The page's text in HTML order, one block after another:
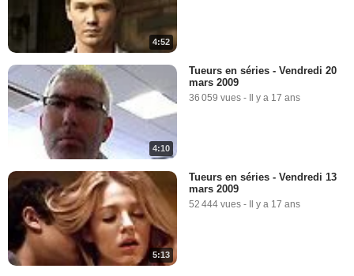
4:52
4:10
Tueurs en séries - Vendredi 20
mars 2009
36 059 vues - Il y a 17 ans
5:13
Tueurs en séries - Vendredi 13
mars 2009
52 444 vues - Il y a 17 ans